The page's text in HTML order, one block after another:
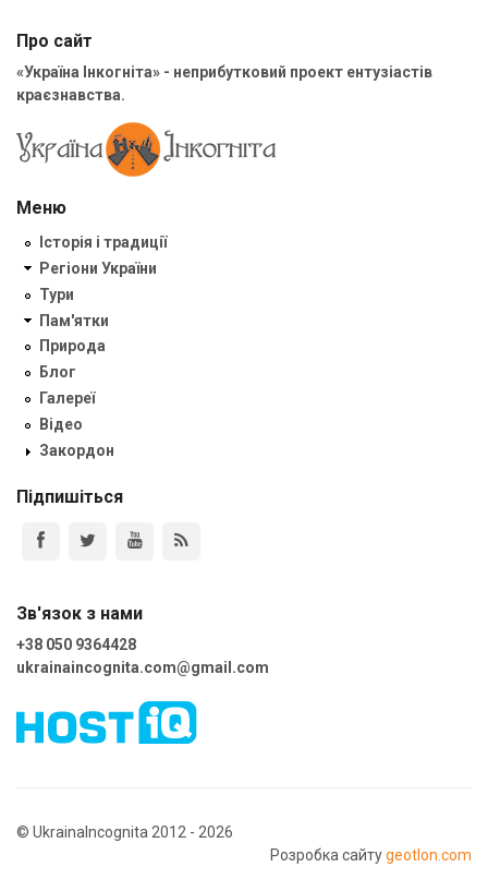
Про сайт
«Україна Інкогніта» - неприбутковий проект ентузіастів
краєзнавства.
Меню
Історія і традиції
Регіони України
Тури
Пам'ятки
Природа
Блог
Галереї
Відео
Закордон
Підпишіться
Зв'язок з нами
+38 050 9364428
ukrainaincognita.com@gmail.com
© UkrainaIncognita 2012 - 2026
Розробка сайтуgeotlon.com